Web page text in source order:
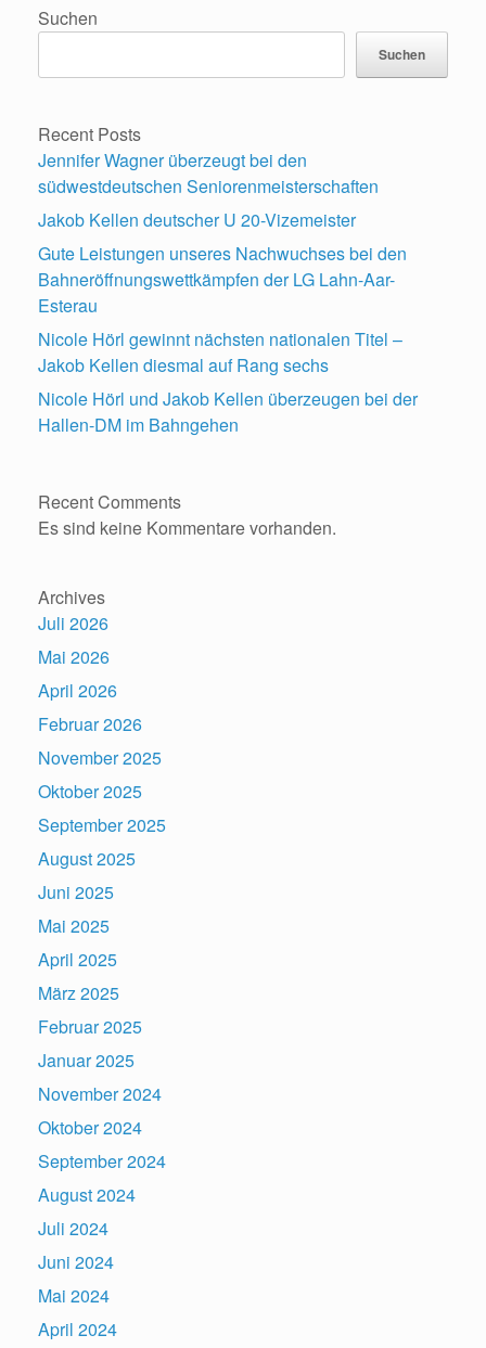
Suchen
Suchen
Recent Posts
Jennifer Wagner überzeugt bei den
südwestdeutschen Seniorenmeisterschaften
Jakob Kellen deutscher U 20-Vizemeister
Gute Leistungen unseres Nachwuchses bei den
Bahneröffnungswettkämpfen der LG Lahn-Aar-
Esterau
Nicole Hörl gewinnt nächsten nationalen Titel –
Jakob Kellen diesmal auf Rang sechs
Nicole Hörl und Jakob Kellen überzeugen bei der
Hallen-DM im Bahngehen
Recent Comments
Es sind keine Kommentare vorhanden.
Archives
Juli 2026
Mai 2026
April 2026
Februar 2026
November 2025
Oktober 2025
September 2025
August 2025
Juni 2025
Mai 2025
April 2025
März 2025
Februar 2025
Januar 2025
November 2024
Oktober 2024
September 2024
August 2024
Juli 2024
Juni 2024
Mai 2024
April 2024